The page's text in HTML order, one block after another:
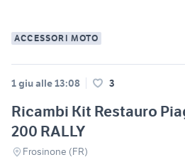
ACCESSORI MOTO
1 giu alle 13:08 3
Ricambi Kit Restauro
200 RALLY
Frosinone (FR)